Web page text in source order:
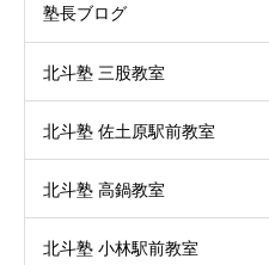
塾長ブログ
北斗塾 三股教室
北斗塾 佐土原駅前教室
北斗塾 高鍋教室
北斗塾 小林駅前教室